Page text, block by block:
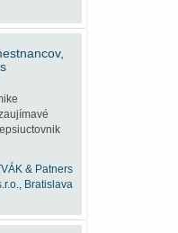
& Patners
Bratislava